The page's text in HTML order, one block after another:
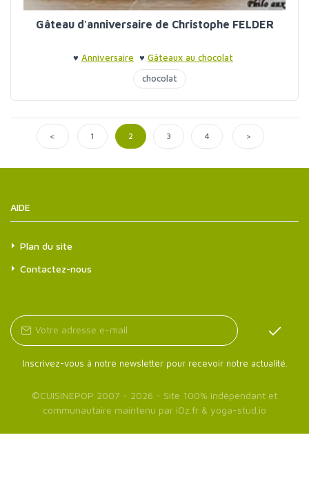
Gâteau d'anniversaire de Christophe FELDER
♥ Anniversaire ♥ Gâteaux au chocolat
chocolat
< 1 2 3 4 >
AIDE
Plan du site
Contactez-nous
Inscrivez-vous à notre newsletter pour recevoir notre actualité.
©CUISINEPOP 2007 - 2026 - Site 100% indépendant et
communautaire maintenu par iOz.fr & yoga-stud.io